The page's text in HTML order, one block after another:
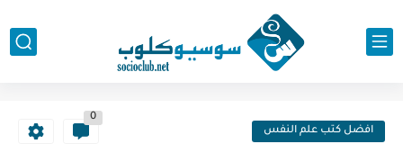
افضل كتب علم النفس
0